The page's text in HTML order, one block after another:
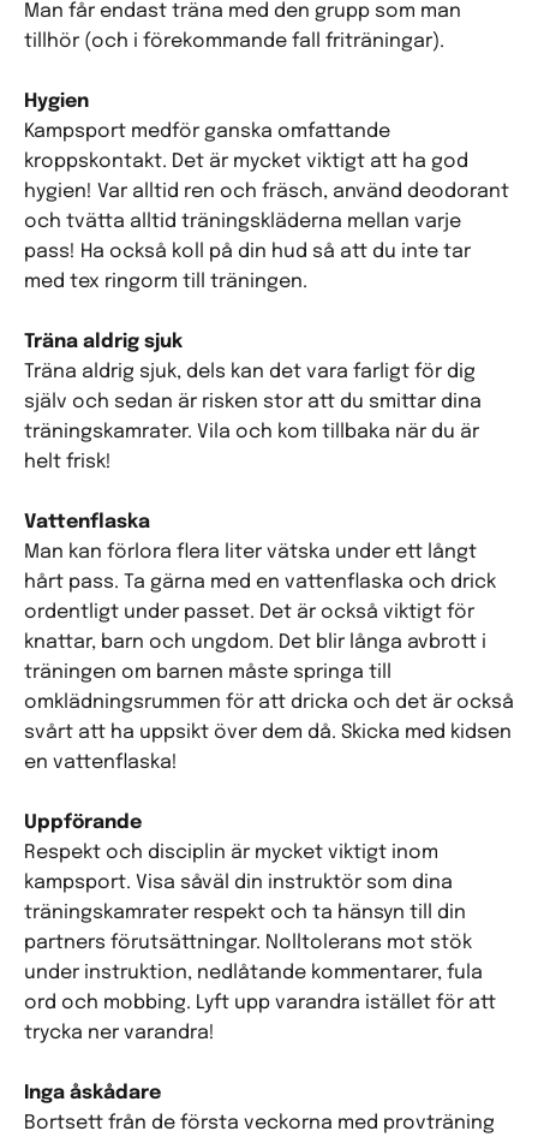
Man får endast träna med den grupp som man
tillhör (och i förekommande fall friträningar).
Hygien
Kampsport medför ganska omfattande
kroppskontakt. Det är mycket viktigt att ha god
hygien! Var alltid ren och fräsch, använd deodorant
och tvätta alltid träningskläderna mellan varje
pass! Ha också koll på din hud så att du inte tar
med tex ringorm till träningen.
Träna aldrig sjuk
Träna aldrig sjuk, dels kan det vara farligt för dig
själv och sedan är risken stor att du smittar dina
träningskamrater. Vila och kom tillbaka när du är
helt frisk!
Vattenflaska
Man kan förlora flera liter vätska under ett långt
hårt pass. Ta gärna med en vattenflaska och drick
ordentligt under passet. Det är också viktigt för
knattar, barn och ungdom. Det blir långa avbrott i
träningen om barnen måste springa till
omklädningsrummen för att dricka och det är också
svårt att ha uppsikt över dem då. Skicka med kidsen
en vattenflaska!
Uppförande
Respekt och disciplin är mycket viktigt inom
kampsport. Visa såväl din instruktör som dina
träningskamrater respekt och ta hänsyn till din
partners förutsättningar. Nolltolerans mot stök
under instruktion, nedlåtande kommentarer, fula
ord och mobbing. Lyft upp varandra istället för att
trycka ner varandra!
Inga åskådare
Bortsett från de första veckorna med provträning